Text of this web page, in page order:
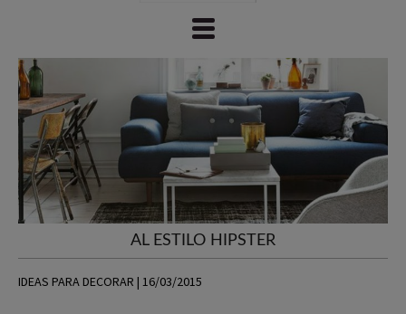
AL ESTILO HIPSTER
IDEAS PARA DECORAR | 16/03/2015